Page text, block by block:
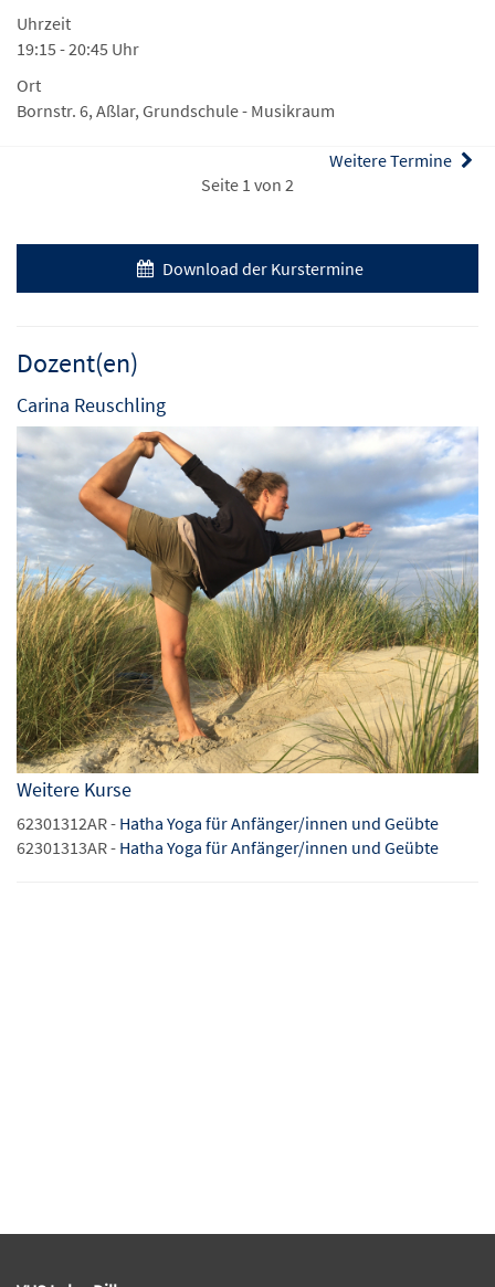
Uhrzeit
19:15 - 20:45 Uhr
Ort
Bornstr. 6, Aßlar, Grundschule - Musikraum
Weitere Termine
Seite 1 von 2
Download der Kurstermine
Dozent(en)
Carina Reuschling
Weitere Kurse
62301312AR - Hatha Yoga für Anfänger/innen und Geübte
62301313AR - Hatha Yoga für Anfänger/innen und Geübte